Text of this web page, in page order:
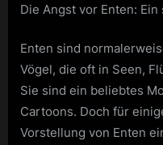
of
Die Angst vor Enten:
Enten sind
Vögel, die oft in Seen,
Sie sind ein beliebtes
Cartoons. Doch für
Vorstellung von Enten